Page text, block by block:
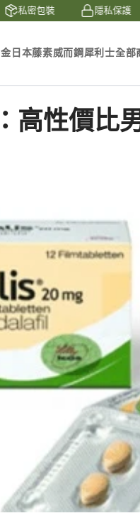
私密包裝 隱私保護
日本藤素威而鋼 犀利士全部
高性價比